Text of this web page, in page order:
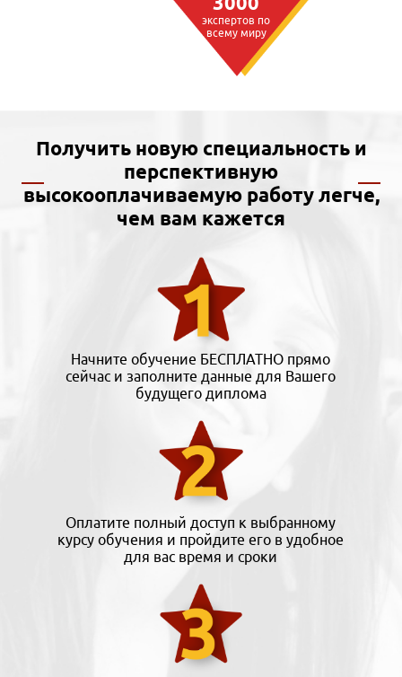
экспертов по
всему миру
Получить новую специальность и
перспективную
высокооплачиваемую работу легче,
чем вам кажется
Начните обучение БЕСПЛАТНО прямо
сейчас и заполните данные для Вашего
будущего диплома
Оплатите полный доступ к выбранному
курсу обучения и пройдите его в удобное
для вас время и сроки